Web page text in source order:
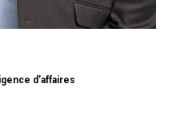
d’affaires